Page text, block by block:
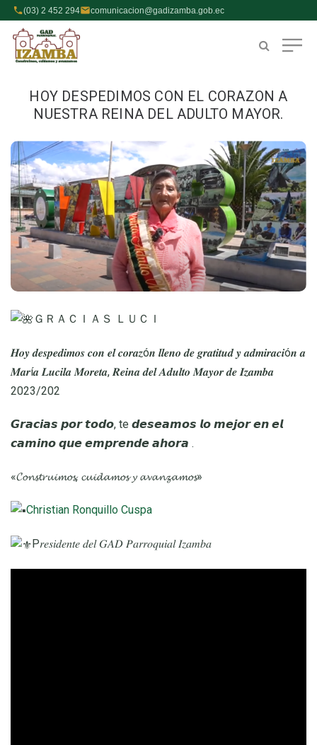
(03) 2 452 294 comunicacion@gadizamba.gob.ec
HOY DESPEDIMOS CON EL CORAZON A
NUESTRA REINA DEL ADULTO MAYOR.
ＧＲＡＣＩＡＳ ＬＵＣＩ
𝑯𝒐𝒚 𝒅𝒆𝒔𝒑𝒆𝒅𝒊𝒎𝒐𝒔 𝒄𝒐𝒏 𝒆𝒍 𝒄𝒐𝒓𝒂𝒛ó𝒏 𝒍𝒍𝒆𝒏𝒐 𝒅𝒆 𝒈𝒓𝒂𝒕𝒊𝒕𝒖𝒅 𝒚 𝒂𝒅𝒎𝒊𝒓𝒂𝒄𝒊ó𝒏 𝒂
𝑴𝒂𝒓í𝒂 𝑳𝒖𝒄𝒊𝒍𝒂 𝑴𝒐𝒓𝒆𝒕𝒂, 𝑹𝒆𝒊𝒏𝒂 𝒅𝒆𝒍 𝑨𝒅𝒖𝒍𝒕𝒐 𝑴𝒂𝒚𝒐𝒓 𝒅𝒆 𝑰𝒛𝒂𝒎𝒃𝒂
2023/202
𝙂𝙧𝙖𝙘𝙞𝙖𝙨 𝙥𝙤𝙧 𝙩𝙤𝙙𝙤, te 𝙙𝙚𝙨𝙚𝙖𝙢𝙤𝙨 𝙡𝙤 𝙢𝙚𝙟𝙤𝙧 𝙚𝙣 𝙚𝙡
𝙘𝙖𝙢𝙞𝙣𝙤 𝙦𝙪𝙚 𝙚𝙢𝙥𝙧𝙚𝙣𝙙𝙚 𝙖𝙝𝙤𝙧𝙖 .
«𝓒𝓸𝓷𝓼𝓽𝓻𝓾𝓲𝓶𝓸𝓼, 𝓬𝓾𝓲𝓭𝓪𝓶𝓸𝓼 𝔂 𝓪𝓿𝓪𝓷𝔃𝓪𝓶𝓸𝓼»
Christian Ronquillo Cuspa
P𝑟𝑒𝑠𝑖𝑑𝑒𝑛𝑡𝑒 𝑑𝑒𝑙 𝐺𝐴𝐷 𝑃𝑎𝑟𝑟𝑜𝑞𝑢𝑖𝑎𝑙 𝐼𝑧𝑎𝑚𝑏𝑎